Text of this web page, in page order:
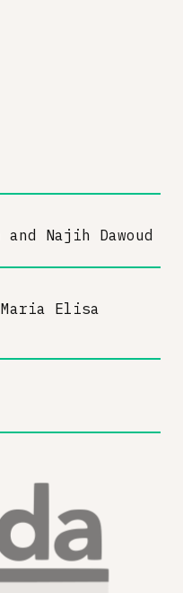
and Najih Dawoud
Maria Elisa